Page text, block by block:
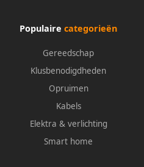
Populaire categorieën
Gereedschap
Klusbenodigdheden
Opruimen
Kabels
Elektra & verlichting
Smart home